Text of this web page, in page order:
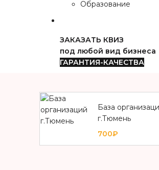
Образование
ЗАКАЗАТЬ КВИЗ
под любой вид бизнеса
ГАРАНТИЯ-КАЧЕСТВА
База
г.Тюмень
700₽